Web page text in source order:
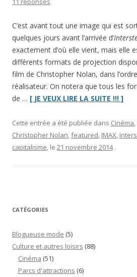
C’est avant tout une image qui est
quelques jours avant l’arrivée d’
exactement d’où elle vient, mais elle
différents formats de projection
film de Christopher Nolan, dans
réalisateur. On notera que tous les
de … [ JE VEUX LIRE LA SUITE !!! ]“Les
de
Cette entrée a été publiée dans Cinéma
Christopher Nolan,featured, IMAX,
capitalisme, le 21 novembre 2014 .
CATÉGORIES
Blogueuse mode (5)
Culture et autres loisirs (88)
Cinéma (51)
Parcs d'attractions (6)